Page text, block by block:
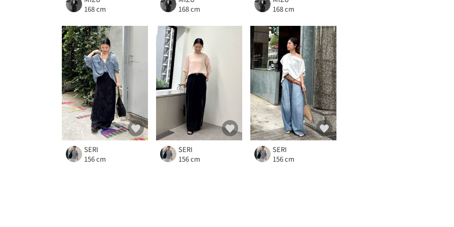
168 cm
168 cm
168 cm
SERI
156 cm
SERI
156 cm
SERI
156 cm